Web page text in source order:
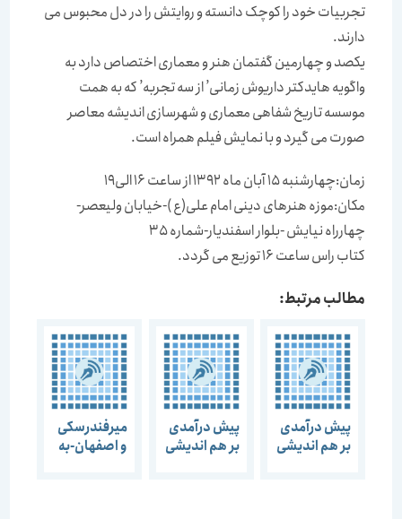
تجربيات خود را کوچک دانسته و روايتش را در دل محبوس می
دارند.
یکصد و چهارمین گفتمان هنر و معماری اختصاص دارد به
واگویه هایدکتر داریوش زمانی’ از سه تجربه’ که به همت
موسسه تاریخ شفاهی معماری و شهرسازی اندیشه معاصر
صورت می گیرد و با نمایش فیلم همراه است.
زمان:چهارشنبه 15 آبان ماه 1392 از ساعت 16 الی19
مکان:موزه هنرهای دینی امام علی(ع )-خیابان ولیعصر-
چهارراه نیایش -بلوار اسفندیار-شماره 35
کتاب راس ساعت 16 توزیع می گردد.
مطالب مرتبط:
پیش درآمدی
بر هم اندیشی
پیش درآمدی
بر هم اندیشی
میرفندرسکی
و اصفهان-به